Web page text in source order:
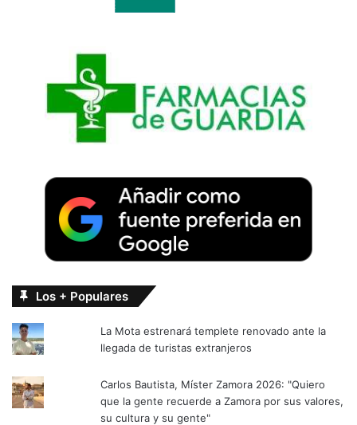
Los + Populares
La Mota estrenará templete renovado ante la
llegada de turistas extranjeros
Carlos Bautista, Míster Zamora 2026: "Quiero
que la gente recuerde a Zamora por sus valores,
su cultura y su gente"